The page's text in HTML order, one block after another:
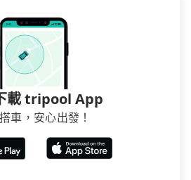
載 tripool App
車，安心出發！